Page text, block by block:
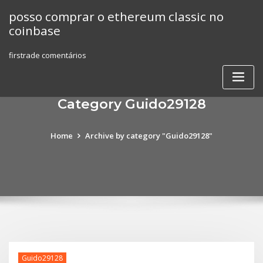
content
posso comprar o ethereum classic no
coinbase
firstrade comentários
Category Guido29128
Home Archive by category "Guido29128"
Guido29128